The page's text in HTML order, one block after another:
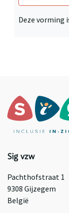
Deze vorming
Sig vzw
Pachthofstraat 1
9308 Gijzegem
België